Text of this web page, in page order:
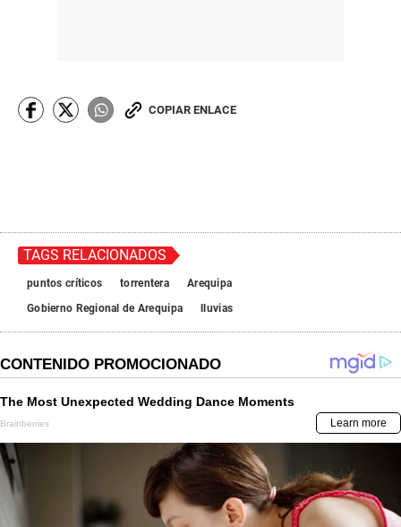
COPIAR ENLACE
TAGS RELACIONADOS
puntos críticos torrentera
Arequipa
Gobierno Regional de Arequipa
lluvias